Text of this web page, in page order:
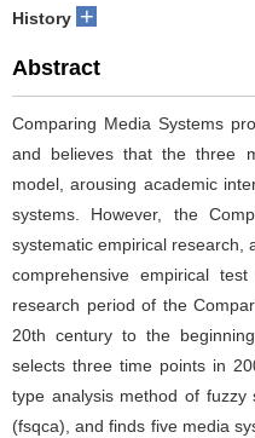
History +
Abstract
Comparing Media Systems
and believes that the three
model, arousing academic
systems. However, the
systematic empirical research,
comprehensive empirical
research period of the
20th century to the
selects three time points in
type analysis method of fuzzy
(fsqca), and finds five media